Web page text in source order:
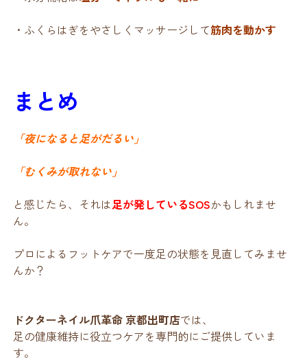
・ふくらはぎをやさしくマッサージして筋肉を動かす
まとめ
「夜になると足がだるい」
「むくみが取れない」
と感じたら、それは足が発しているSOSかもしれませ
ん。
プロによるフットケアで一度足の状態を見直してみませ
んか？
ドクターネイル爪革命 京都出町店では、
足の健康維持に役立つケアを専門的にご提供していま
す。